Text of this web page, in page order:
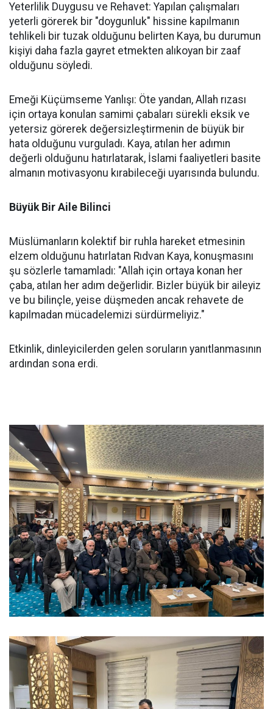
Yeterlilik Duygusu ve Rehavet: Yapılan çalışmaları
yeterli görerek bir "doygunluk" hissine kapılmanın
tehlikeli bir tuzak olduğunu belirten Kaya, bu durumun
kişiyi daha fazla gayret etmekten alıkoyan bir zaaf
olduğunu söyledi.
Emeği Küçümseme Yanlışı: Öte yandan, Allah rızası
için ortaya konulan samimi çabaları sürekli eksik ve
yetersiz görerek değersizleştirmenin de büyük bir
hata olduğunu vurguladı. Kaya, atılan her adımın
değerli olduğunu hatırlatarak, İslami faaliyetleri basite
almanın motivasyonu kırabileceği uyarısında bulundu.
Büyük Bir Aile Bilinci
Müslümanların kolektif bir ruhla hareket etmesinin
elzem olduğunu hatırlatan Rıdvan Kaya, konuşmasını
şu sözlerle tamamladı: "Allah için ortaya konan her
çaba, atılan her adım değerlidir. Bizler büyük bir aileyiz
ve bu bilinçle, yeise düşmeden ancak rehavete de
kapılmadan mücadelemizi sürdürmeliyiz."
Etkinlik, dinleyicilerden gelen soruların yanıtlanmasının
ardından sona erdi.